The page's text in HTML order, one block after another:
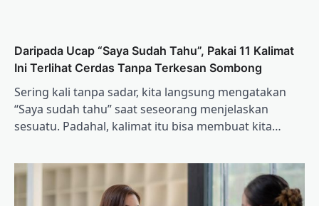
Daripada Ucap “Saya Sudah Tahu”, Pakai 11 Kalimat
Ini Terlihat Cerdas Tanpa Terkesan Sombong
Sering kali tanpa sadar, kita langsung mengatakan
“Saya sudah tahu” saat seseorang menjelaskan
sesuatu. Padahal, kalimat itu bisa membuat kita…